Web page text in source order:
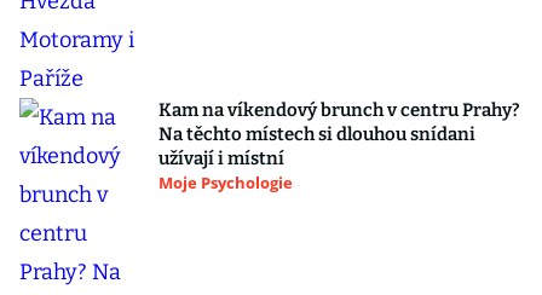
Kam na víkendový brunch v centru Prahy?
Na těchto místech si dlouhou snídani
užívají i místní
Moje Psychologie